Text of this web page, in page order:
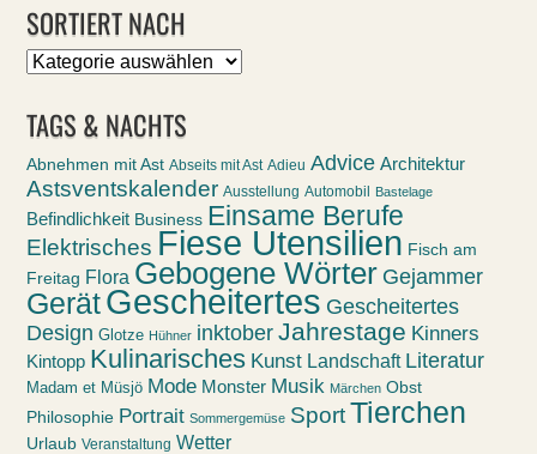
SORTIERT NACH
Sortiert
TAGS & NACHTS
Abnehmen mit Ast Abseits mit Ast Adieu Advice Architektur
Astsventskalender Ausstellung Automobil Bastelage
Befindlichkeit Business Einsame Berufe
Elektrisches Fiese Utensilien Fisch am
Freitag Flora Gebogene Wörter Gejammer
GerätGescheitertes Gescheitertes
Design Glotze Hühner inktober Jahrestage Kinners
Kintopp Kulinarisches Kunst Landschaft Literatur
Madam et Müsjö Mode Monster Musik Märchen Obst
Philosophie Portrait Sommergemüse Sport Tierchen
Urlaub Veranstaltung Wetter